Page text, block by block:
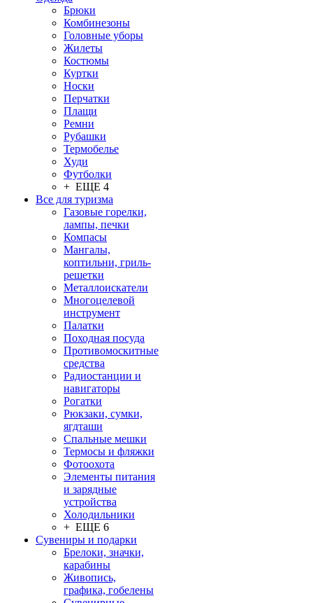
Брюки
Комбинезоны
Головные уборы
Жилеты
Костюмы
Куртки
Носки
Перчатки
Плащи
Ремни
Рубашки
Термобелье
Худи
Футболки
+ ЕЩЕ 4
Все для туризма
Газовые горелки,
лампы, печки
Компасы
Мангалы,
коптильни, гриль-
решетки
Металлоискатели
Многоцелевой
инструмент
Палатки
Походная посуда
Противомоскитные
средства
Радиостанции и
навигаторы
Рогатки
Рюкзаки, сумки,
ягдташи
Спальные мешки
Термосы и фляжки
Фотоохота
Элементы питания
и зарядные
устройства
Холодильники
+ ЕЩЕ 6
Сувениры и подарки
Брелоки, значки,
карабины
Живопись,
графика, гобелены